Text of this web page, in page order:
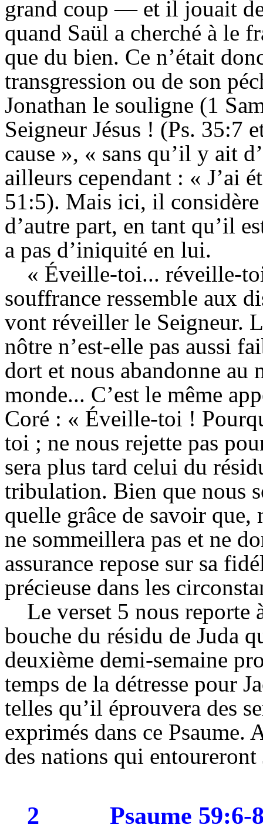
grand coup — et il jouait
quand Saül a cherché à le
que du bien. Ce n’était
transgression ou de son
Jonathan le souligne (1
Seigneur Jésus ! (Ps. 35:7
cause », « sans qu’il y ait
ailleurs cependant : « J’ai
51:5). Mais ici, il considère
d’autre part, en tant qu’il
a pas d’iniquité en lui.
« Éveille-toi... réveille-
souffrance ressemble aux
vont réveiller le Seigneur.
nôtre n’est-elle pas aussi
dort et nous abandonne au
monde... C’est le même
Coré : « Éveille-toi !
toi ; ne nous rejette pas
sera plus tard celui du
tribulation. Bien que nous
quelle grâce de savoir
ne sommeillera pas et ne
assurance repose sur sa
précieuse dans les
Le verset 5 nous reporte
bouche du résidu de Juda
deuxième demi-semaine
temps de la détresse pour
telles qu’il éprouvera des
exprimés dans ce Psaume.
des nations qui entoureront
2 Psaume 59:6-